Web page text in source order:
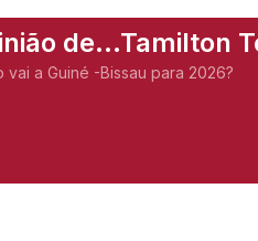
de...Tamilton
vai a Guiné -Bissau para 2026?